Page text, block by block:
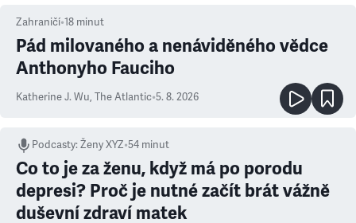
Zahraničí•18 minut
Pád milovaného a nenáviděného vědce
Anthonyho Fauciho
Katherine J. Wu, The Atlantic•5. 8. 2026
Podcasty:Ženy XYZ•54 minut
Co to je za ženu, když má po porodu
depresi? Proč je nutné začít brát vážně
duševní zdraví matek